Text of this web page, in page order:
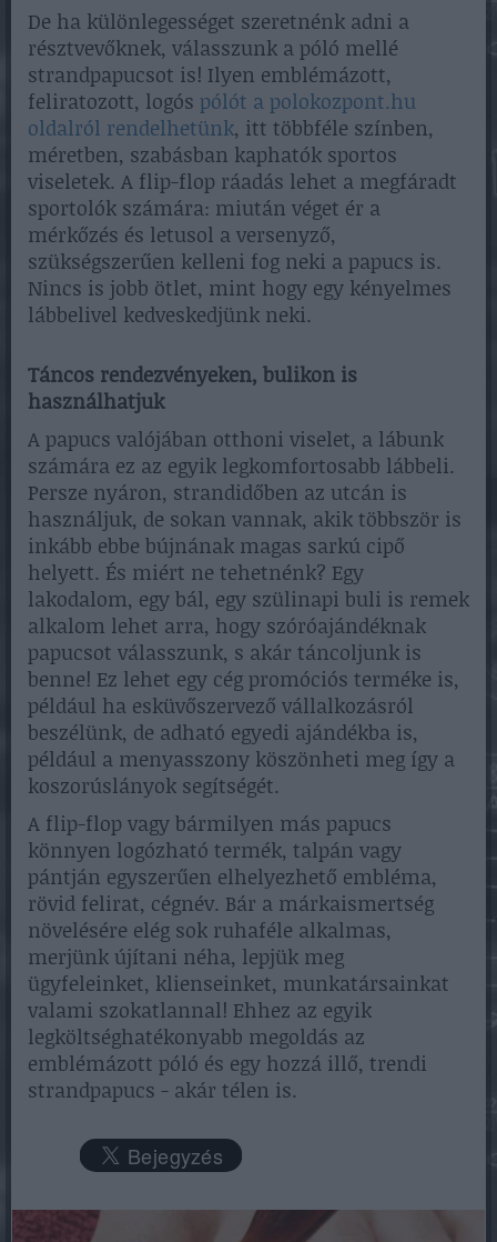
De ha különlegességet szeretnénk adni a
résztvevőknek, válasszunk a póló mellé
strandpapucsot is! Ilyen emblémázott,
feliratozott, logós pólót a polokozpont.hu
oldalról rendelhetünk, itt többféle színben,
méretben, szabásban kaphatók sportos
viseletek. A flip-flop ráadás lehet a megfáradt
sportolók számára: miután véget ér a
mérkőzés és letusol a versenyző,
szükségszerűen kelleni fog neki a papucs is.
Nincs is jobb ötlet, mint hogy egy kényelmes
lábbelivel kedveskedjünk neki.
Táncos rendezvényeken, bulikon is
használhatjuk
A papucs valójában otthoni viselet, a lábunk
számára ez az egyik legkomfortosabb lábbeli.
Persze nyáron, strandidőben az utcán is
használjuk, de sokan vannak, akik többször is
inkább ebbe bújnának magas sarkú cipő
helyett. És miért ne tehetnénk? Egy
lakodalom, egy bál, egy szülinapi buli is remek
alkalom lehet arra, hogy szóróajándéknak
papucsot válasszunk, s akár táncoljunk is
benne! Ez lehet egy cég promóciós terméke is,
például ha esküvőszervező vállalkozásról
beszélünk, de adható egyedi ajándékba is,
például a menyasszony köszönheti meg így a
koszorúslányok segítségét.
A flip-flop vagy bármilyen más papucs
könnyen logózható termék, talpán vagy
pántján egyszerűen elhelyezhető embléma,
rövid felirat, cégnév. Bár a márkaismertség
növelésére elég sok ruhaféle alkalmas,
merjünk újítani néha, lepjük meg
ügyfeleinket, klienseinket, munkatársainkat
valami szokatlannal! Ehhez az egyik
legköltséghatékonyabb megoldás az
emblémázott póló és egy hozzá illő, trendi
strandpapucs - akár télen is.